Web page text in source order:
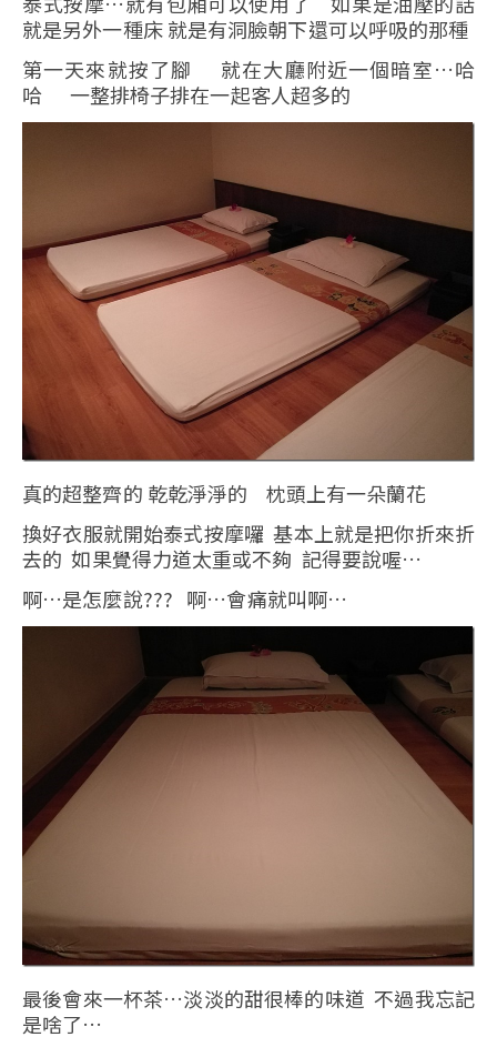
就是另外一種床 就是有洞臉朝下還可以呼吸的那種
第一天來就按了腳 就在大廳附近一個暗室…哈
哈 一整排椅子排在一起客人超多的
真的超整齊的 乾乾淨淨的 枕頭上有一朵蘭花
換好衣服就開始泰式按摩囉 基本上就是把你折來折
去的 如果覺得力道太重或不夠 記得要說喔…
啊…是怎麼說??? 啊…會痛就叫啊…
最後會來一杯茶…淡淡的甜很棒的味道 不過我忘記
是啥了…